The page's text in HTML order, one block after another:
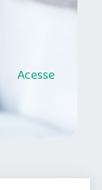
Acesse